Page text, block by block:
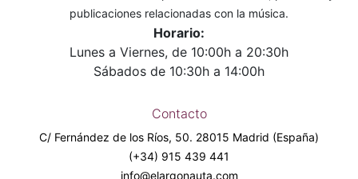
publicaciones relacionadas con la música.
Horario:
Lunes a Viernes, de 10:00h a 20:30h
Sábados de 10:30h a 14:00h
Contacto
C/ Fernández de los Ríos, 50. 28015 Madrid (España)
(+34) 915 439 441
info@elargonauta.com